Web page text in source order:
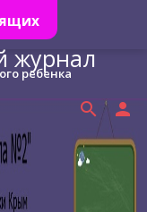
журнал
search person
ребенка